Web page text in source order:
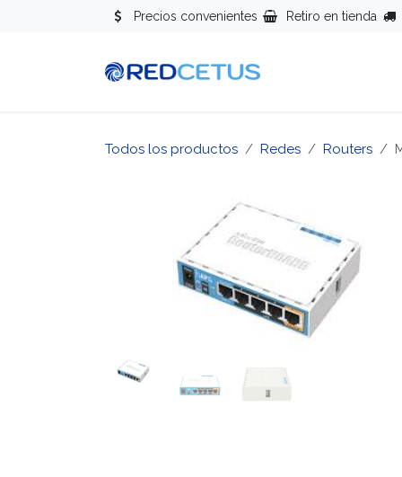
Precios convenientes Retiro en tienda
Todos los productos Redes Routers